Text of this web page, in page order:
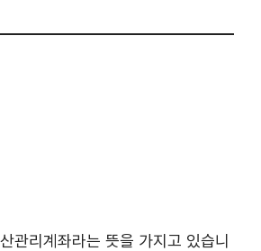
관리계좌라는 뜻을 가지고 있습니